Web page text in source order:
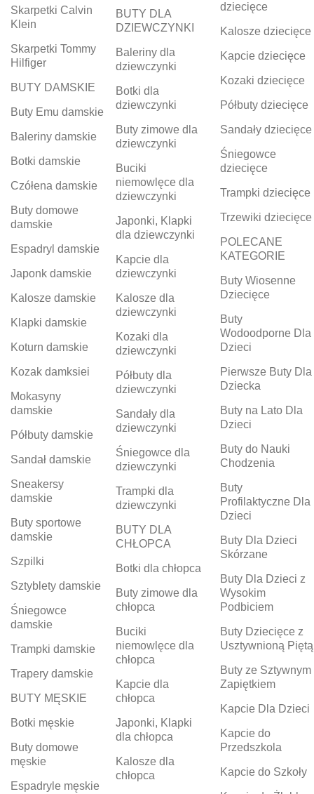
Skarpetki Calvin
Klein
Skarpetki Tommy
Hilfiger
BUTY DAMSKIE
Buty Emu damskie
Baleriny damskie
Botki damskie
Czółena damskie
Buty domowe
damskie
Espadryl damskie
Japonk damskie
Kalosze damskie
Klapki damskie
Koturn damskie
Kozak damksiei
Mokasyny
damskie
Półbuty damskie
Sandał damskie
Sneakersy
damskie
Buty sportowe
damskie
Szpilki
Sztyblety damskie
Śniegowce
damskie
Trampki damskie
Trapery damskie
BUTY MĘSKIE
Botki męskie
Buty domowe
męskie
Espadryle męskie
BUTY DLA
DZIEWCZYNKI
Baleriny dla
dziewczynki
Botki dla
dziewczynki
Buty zimowe dla
dziewczynki
Buciki
niemowlęce dla
dziewczynki
Japonki, Klapki
dla dziewczynki
Kapcie dla
dziewczynki
Kalosze dla
dziewczynki
Kozaki dla
dziewczynki
Półbuty dla
dziewczynki
Sandały dla
dziewczynki
Śniegowce dla
dziewczynki
Trampki dla
dziewczynki
BUTY DLA
CHŁOPCA
Botki dla chłopca
Buty zimowe dla
chłopca
Buciki
niemowlęce dla
chłopca
Kapcie dla
chłopca
Japonki, Klapki
dla chłopca
Kalosze dla
chłopca
dziecięce
Kalosze dziecięce
Kapcie dziecięce
Kozaki dziecięce
Półbuty dziecięce
Sandały dziecięce
Śniegowce
dziecięce
Trampki dziecięce
Trzewiki dziecięce
POLECANE
KATEGORIE
Buty Wiosenne
Dziecięce
Buty
Wodoodporne Dla
Dzieci
Pierwsze Buty Dla
Dziecka
Buty na Lato Dla
Dzieci
Buty do Nauki
Chodzenia
Buty
Profilaktyczne Dla
Dzieci
Buty Dla Dzieci
Skórzane
Buty Dla Dzieci z
Wysokim
Podbiciem
Buty Dziecięce z
Usztywnioną Piętą
Buty ze Sztywnym
Zapiętkiem
Kapcie Dla Dzieci
Kapcie do
Przedszkola
Kapcie do Szkoły